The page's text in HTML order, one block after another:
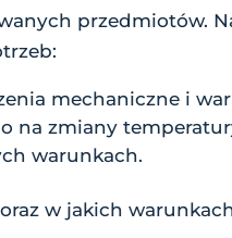
przedmiotów.
mechaniczne i
na zmiany
warunkach.
w jakich